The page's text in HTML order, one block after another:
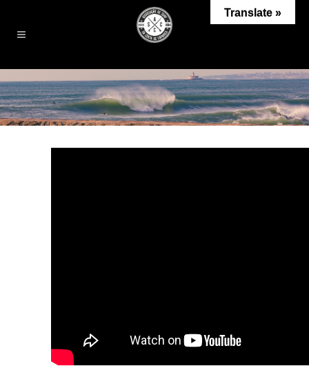
Translate »